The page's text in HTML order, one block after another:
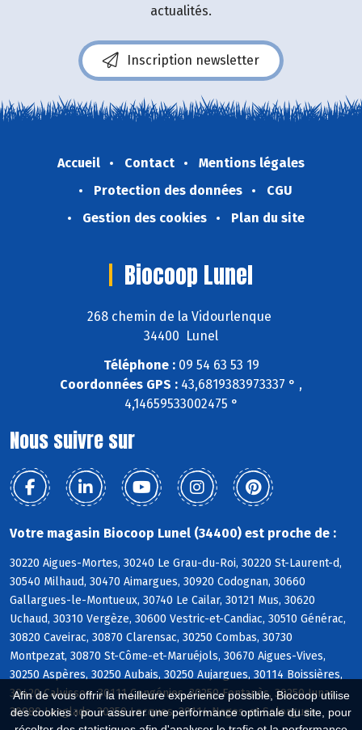
Afin de vous offrir la meilleure expérience possible, Biocoop utilise
des cookies : pour assurer une performance optimale du site, pour
actualités.
Inscription newsletter
Accueil Contact
Mentions légales
Protection des données
CGU
Gestion des cookies
Plan du site
Biocoop Lunel
268 chemin de la Vidourlenque
34400 Lunel
Téléphone :09 54 63 53 19
Coordonnées GPS : 43,6819383973337 ° ,
4,14659533002475 °
Nous suivre sur
Votre magasin Biocoop Lunel (34400) est proche de :
30220 Aigues-Mortes, 30240 Le Grau-du-Roi, 30220 St-Laurent-d,
30540 Milhaud, 30470 Aimargues, 30920 Codognan, 30660
Gallargues-le-Montueux, 30740 Le Cailar, 30121 Mus, 30620
Uchaud, 30310 Vergèze, 30600 Vestric-et-Candiac, 30510 Générac,
30820 Caveirac, 30870 Clarensac, 30250 Combas, 30730
Montpezat, 30870 St-Côme-et-Maruéjols, 30670 Aigues-Vives,
30250 Aspères, 30250 Aubais, 30250 Aujargues, 30114 Boissières,
30420 Calvisson, 30111 Congénies, 30250 Fontanès, 30250 Junas,
30980 Langlade, 30250 Lecques, 30114 Nages-et-Solorgues